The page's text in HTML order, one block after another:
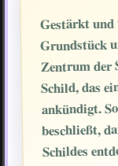
Gestärkt und
Grundstück
Zentrum der
Schild, das
ankündigt.
beschließt,
Schildes